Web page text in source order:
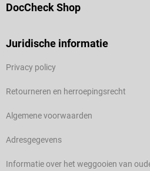
DocCheck Shop
Juridische informatie
Privacy policy
Retourneren en herroepingsrecht
Algemene voorwaarden
Adresgegevens
Informatie over het weggooien van